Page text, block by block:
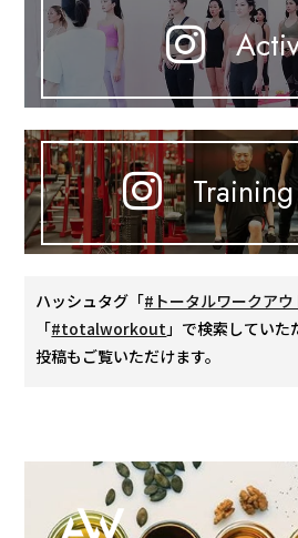
Training
ハッシュタグ「#トータルワークアウ
「#totalworkout」で検索していた
投稿もご覧いただけます。